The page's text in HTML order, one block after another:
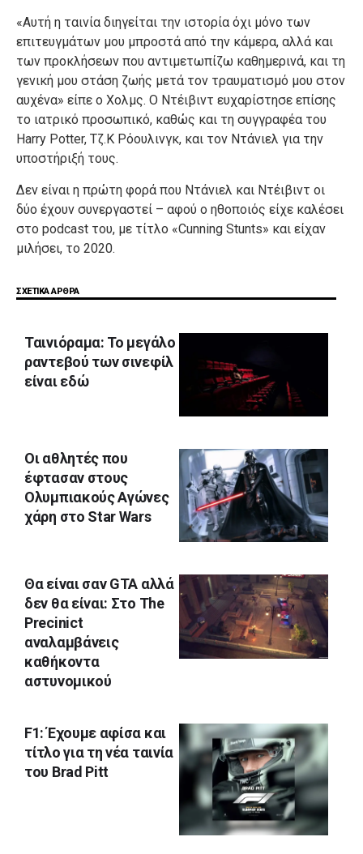
«Αυτή η ταινία διηγείται την ιστορία όχι μόνο των
επιτευγμάτων μου μπροστά από την κάμερα, αλλά και
των προκλήσεων που αντιμετωπίζω καθημερινά, και τη
γενική μου στάση ζωής μετά τον τραυματισμό μου στον
αυχένα» είπε ο Χολμς. Ο Ντέιβιντ ευχαρίστησε επίσης
το ιατρικό προσωπικό, καθώς και τη συγγραφέα του
Harry Potter, Τζ.Κ Ρόουλινγκ, και τον Ντάνιελ για την
υποστήριξή τους.
Δεν είναι η πρώτη φορά που Ντάνιελ και Ντέιβιντ οι
δύο έχουν συνεργαστεί – αφού ο ηθοποιός είχε καλέσει
στο podcast του, με τίτλο «Cunning Stunts» και είχαν
μιλήσει, το 2020.
ΣΧΕΤΙΚΑ ΑΡΘΡΑ
Ταινιόραμα: Το μεγάλο
ραντεβού των σινεφίλ
είναι εδώ
Οι αθλητές που
έφτασαν στους
Ολυμπιακούς Αγώνες
χάρη στο Star Wars
Θα είναι σαν GTA αλλά
δεν θα είναι: Στο The
Precinict
αναλαμβάνεις
καθήκοντα
αστυνομικού
F1: Έχουμε αφίσα και
τίτλο για τη νέα ταινία
του Brad Pitt